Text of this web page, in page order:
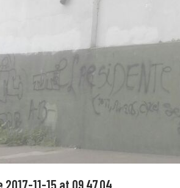
11-15 at 09.47.04